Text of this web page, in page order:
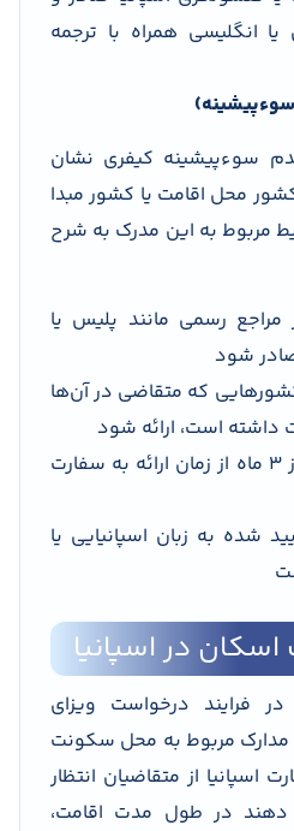
یا انگلیسی همراه با ترجمه
سوءپیشینه کیفری نشان
محل اقامت یا کشور مبدا
مربوط به این مدرک به شرح
مراجع رسمی مانند پلیس یا
شود
که متقاضی در آن‌ها
گواهی باید کمتر از 3 ماه از زمان ارائه به سفارت
شده به زبان اسپانیایی یا
در اسپانیا
فرایند درخواست ویزای
مدارک مربوط به محل سکونت
از متقاضیان انتظار
دهند در طول مدت اقامت،